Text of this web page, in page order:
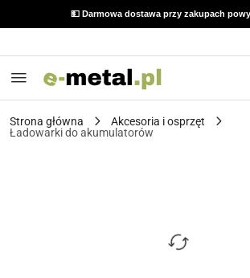
💵 Darmowa dostawa przy zakupach
Strona główna
Akcesoria i osprzęt
Ładowarki do akumulatorów